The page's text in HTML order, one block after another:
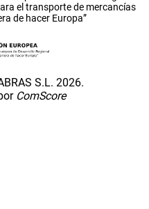
el transporte de mercancías
de hacer Europa”
S.L. 2026.
ComScore